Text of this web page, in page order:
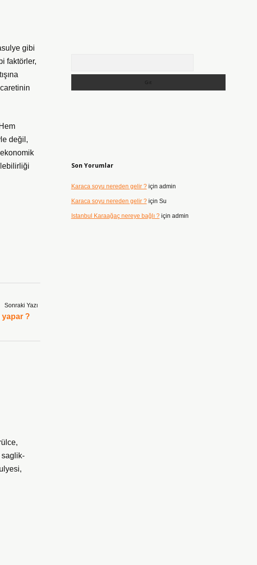
gibi
faktörler,
değil,
Sonraki Yazı
?
saglik-
Son Yorumlar
Karaca soyu nereden gelir ?için admin
Karaca soyu nereden gelir ?için Su
Istanbul Karaağaç nereye bağlı ?için admin